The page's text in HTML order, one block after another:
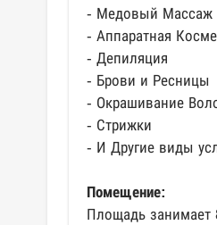
- Медовый Массаж
- Аппаратная
- Депиляция
- Брови и Ресницы
- Окрашивание
- Стрижки
- И Другие виды
Помещение:
Площадь занимает